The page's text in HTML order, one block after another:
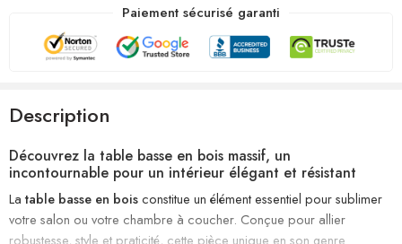
Paiement sécurisé garanti
Description
Découvrez la table basse en bois massif, un
incontournable pour un intérieur élégant et résistant
La table basse en boisconstitue un élément essentiel pour sublimer
votre salon ou votre chambre à coucher. Conçue pour allier
robustesse, style et praticité, cette pièce unique en son genre